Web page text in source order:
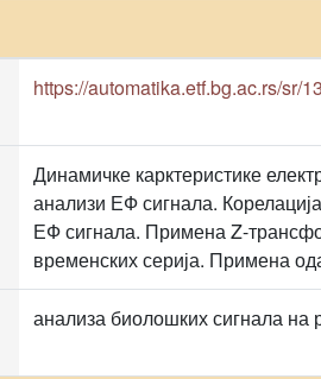
https://automatika.etf.bg.ac.rs/sr/
Динамичке карктеристике
анализи ЕФ сигнала.
ЕФ сигнала. Примена Z-
временских серија. Примена
анализа биолошких сигнала на